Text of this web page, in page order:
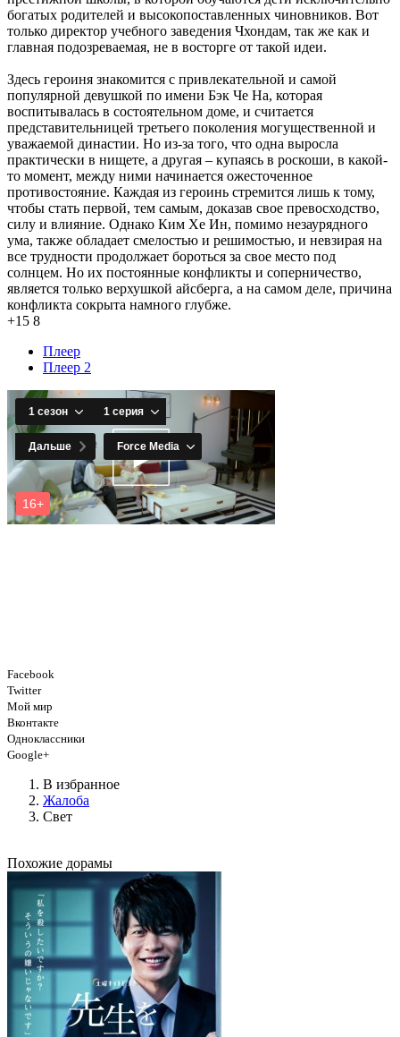
богатых родителей и высокопоставленных чиновников. Вот
только директор учебного заведения Чхондам, так же как и
главная подозреваемая, не в восторге от такой идеи.
Здесь героиня знакомится с привлекательной и самой
популярной девушкой по имени Бэк Че На, которая
воспитывалась в состоятельном доме, и считается
представительницей третьего поколения могущественной и
уважаемой династии. Но из-за того, что одна выросла
практически в нищете, а другая – купаясь в роскоши, в какой-
то момент, между ними начинается ожесточенное
противостояние. Каждая из героинь стремится лишь к тому,
чтобы стать первой, тем самым, доказав свое превосходство,
силу и влияние. Однако Ким Хе Ин, помимо незаурядного
ума, также обладает смелостью и решимостью, и невзирая на
все трудности продолжает бороться за свое место под
солнцем. Но их постоянные конфликты и соперничество,
является только верхушкой айсберга, а на самом деле, причина
конфликта сокрыта намного глубже.
+15 8
Плеер
Плеер 2
Facebook
Twitter
Мой мир
Вконтакте
Одноклассники
Google+
В избранное
Жалоба
Свет
Похожие дорамы